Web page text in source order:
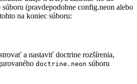
(pravdepodobne config.neon alebo
na koniec súboru:
a nastaviť doctrine rozšírenia,
doctrine.neon súboru